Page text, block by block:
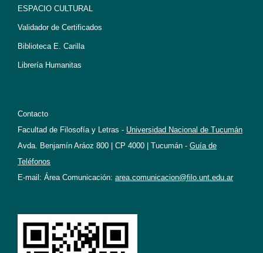
ESPACIO CULTURAL
Validador de Certificados
Biblioteca E. Carilla
Librería Humanitas
Contacto
Facultad de Filosofía y Letras - Universidad Nacional de Tucumán
Avda. Benjamín Aráoz 800 | CP 4000 | Tucumán - Guía de
Teléfonos
E-mail: Área Comunicación: area.comunicacion@filo.unt.edu.ar